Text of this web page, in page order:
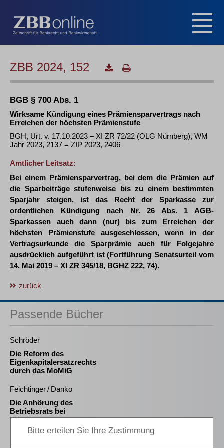
ZBB 2024, 152
BGB § 700 Abs. 1
Wirksame Kündigung eines Prämiensparvertrags nach
Erreichen der höchsten Prämienstufe
BGH, Urt. v. 17.10.2023 – XI ZR 72/22 (OLG Nürnberg), WM
Jahr 2023, 2137 = ZIP 2023, 2406
Amtlicher Leitsatz:
Bei einem Prämiensparvertrag, bei dem die Prämien auf
die Sparbeiträge stufenweise bis zu einem bestimmten
Sparjahr steigen, ist das Recht der Sparkasse zur
ordentlichen Kündigung nach Nr. 26 Abs. 1 AGB-
Sparkassen auch dann (nur) bis zum Erreichen der
höchsten Prämienstufe ausgeschlossen, wenn in der
Vertragsurkunde die Sparprämie auch für Folgejahre
ausdrücklich aufgeführt ist (Fortführung Senatsurteil vom
14. Mai 2019 – XI ZR 345/18, BGHZ 222, 74).
zurück
Passende Bücher
Schröder
Die Reform des
Eigenkapitalersatzrechts
durch das MoMiG
Feichtinger / Danko
Die Anhörung des
Betriebsrats bei
Kündigung